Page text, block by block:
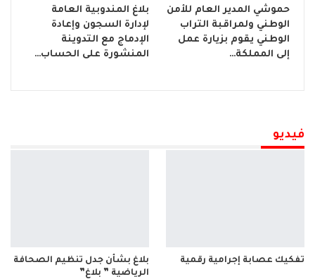
حموشي المدير العام للأمن
الوطني ولمراقبة التراب
الوطني يقوم بزيارة عمل
إلى المملكة…
بلاغ المندوبية العامة
لإدارة السجون وإعادة
الإدماج مع التدوينة
المنشورة على الحساب…
فيديو
تفكيك عصابة إجرامية رقمية
بلاغ بشأن جدل تنظيم الصحافة
الرياضية ” بلاغ”